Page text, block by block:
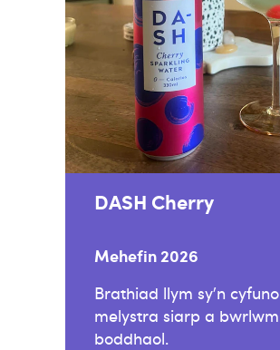
DASH Cherry
Mehefin 2026
Brathiad llym sy’n cyfuno
melystra siarp a bwrlwm
boddhaol.